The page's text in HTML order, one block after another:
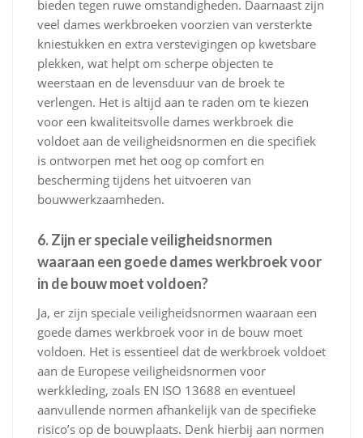
bieden tegen ruwe omstandigheden. Daarnaast zijn
veel dames werkbroeken voorzien van versterkte
kniestukken en extra verstevigingen op kwetsbare
plekken, wat helpt om scherpe objecten te
weerstaan en de levensduur van de broek te
verlengen. Het is altijd aan te raden om te kiezen
voor een kwaliteitsvolle dames werkbroek die
voldoet aan de veiligheidsnormen en die specifiek
is ontworpen met het oog op comfort en
bescherming tijdens het uitvoeren van
bouwwerkzaamheden.
6. Zijn er speciale veiligheidsnormen
waaraan een goede dames werkbroek voor
in de bouw moet voldoen?
Ja, er zijn speciale veiligheidsnormen waaraan een
goede dames werkbroek voor in de bouw moet
voldoen. Het is essentieel dat de werkbroek voldoet
aan de Europese veiligheidsnormen voor
werkkleding, zoals EN ISO 13688 en eventueel
aanvullende normen afhankelijk van de specifieke
risico’s op de bouwplaats. Denk hierbij aan normen